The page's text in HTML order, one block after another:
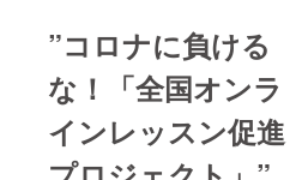
”コロナに負ける
な！「全国オンラ
インレッスン促進